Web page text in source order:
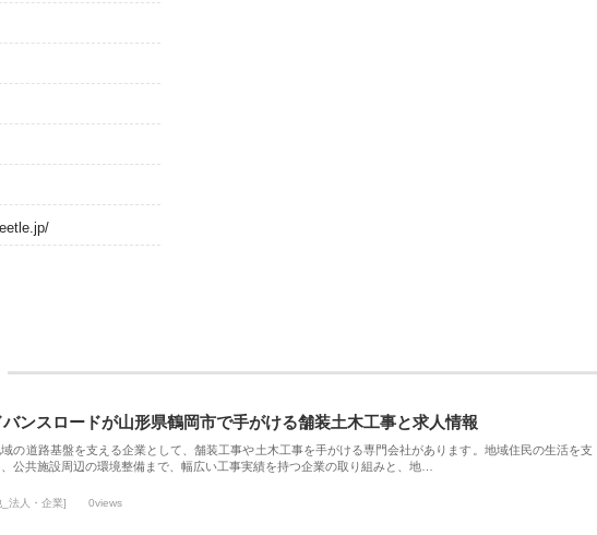
ンスロードが山形県鶴岡市で手がける舗装土木工事と求人情報
の道路基盤を支える企業として、舗装工事や土木工事を手がける専門会社があります。地域住民の生活を支
公共施設周辺の環境整備まで、幅広い工事実績を持つ企業の取り組みと、地…
法人・企業] 0views